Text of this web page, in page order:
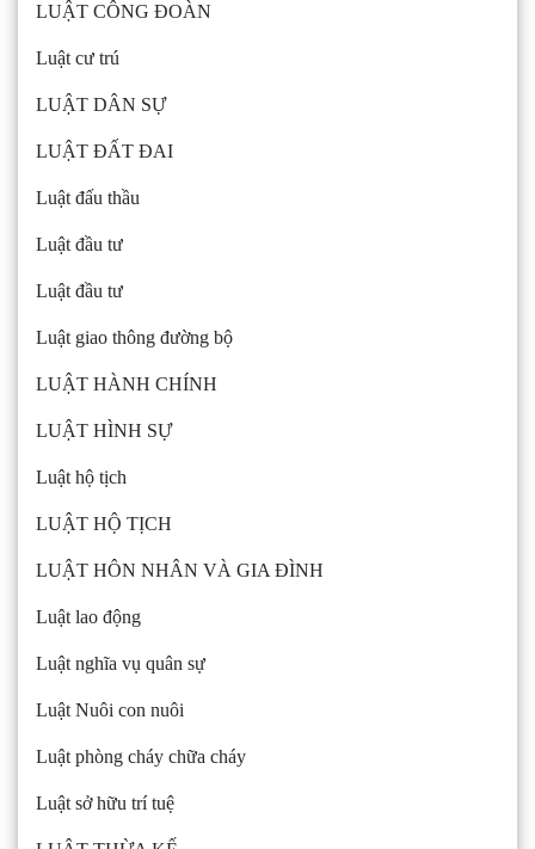
LUẬT CÔNG ĐOÀN
Luật cư trú
LUẬT DÂN SỰ
LUẬT ĐẤT ĐAI
Luật đấu thầu
Luật đầu tư
Luật đầu tư
Luật giao thông đường bộ
LUẬT HÀNH CHÍNH
LUẬT HÌNH SỰ
Luật hộ tịch
LUẬT HỘ TỊCH
LUẬT HÔN NHÂN VÀ GIA ĐÌNH
Luật lao động
Luật nghĩa vụ quân sự
Luật Nuôi con nuôi
Luật phòng cháy chữa cháy
Luật sở hữu trí tuệ